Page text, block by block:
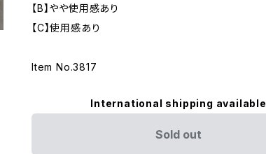
【B】やや使用感あり
【C】使用感あり
Item No.3817
International shipping available
Sold out